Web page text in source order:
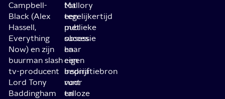
Campbell-
Black (Alex
Hassell,
Everything
Now) en zijn
buurman slash
tv-producent
Lord Tony
Baddingham
tot
een
publieke
obsessie
en
een
inspiratiebron
voor
talloze
Mallory
tegelijkertijd
met
succes
haar
eigen
bedrijf
runt
en